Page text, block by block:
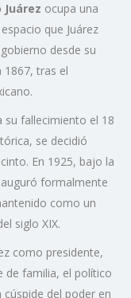
ocupa una
que Juárez
desde su
1867, tras el
su fallecimiento el 18
se decidió
En 1925, bajo la
formalmente
como un
siglo XIX.
como presidente,
de familia, el político
del poder en